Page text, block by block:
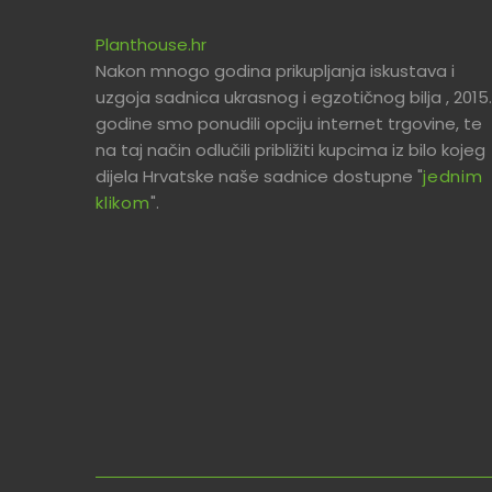
Planthouse.hr
Nakon mnogo godina prikupljanja iskustava i
uzgoja sadnica ukrasnog i egzotičnog bilja , 2015.
godine smo ponudili opciju internet trgovine, te
na taj način odlučili približiti kupcima iz bilo kojeg
dijela Hrvatske naše sadnice dostupne "jednim
klikom".